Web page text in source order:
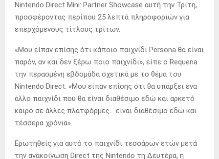
Nintendo Direct Mini: Partner Showcase αυτή την Τρίτη,
προσφέροντας περίπου 25 λεπτά πληροφοριών για
επερχόμενους τίτλους τρίτων.
«Μου είπαν επίσης ότι κάποιο παιχνίδι Persona θα είναι
παρόν, αν και δεν ξέρω ποιο παιχνίδι», είπε ο Requena
την περασμένη εβδομάδα σχετικά με το θέμα του
Nintendo Direct. «Μου είπαν επίσης ότι θα υπάρξει ένα
άλλο παιχνίδι που θα είναι διαθέσιμο εδώ και αρκετό
καιρό σε άλλες πλατφόρμες… είναι διαθέσιμο εδώ και
τέσσερα χρόνια».
Ερωτηθείς για αυτό το παιχνίδι τεσσάρων ετών μετά
την ανακοίνωση Direct της Nintendo τη Δευτέρα, η